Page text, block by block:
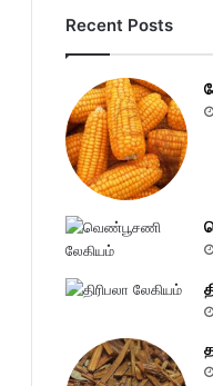
Recent Posts